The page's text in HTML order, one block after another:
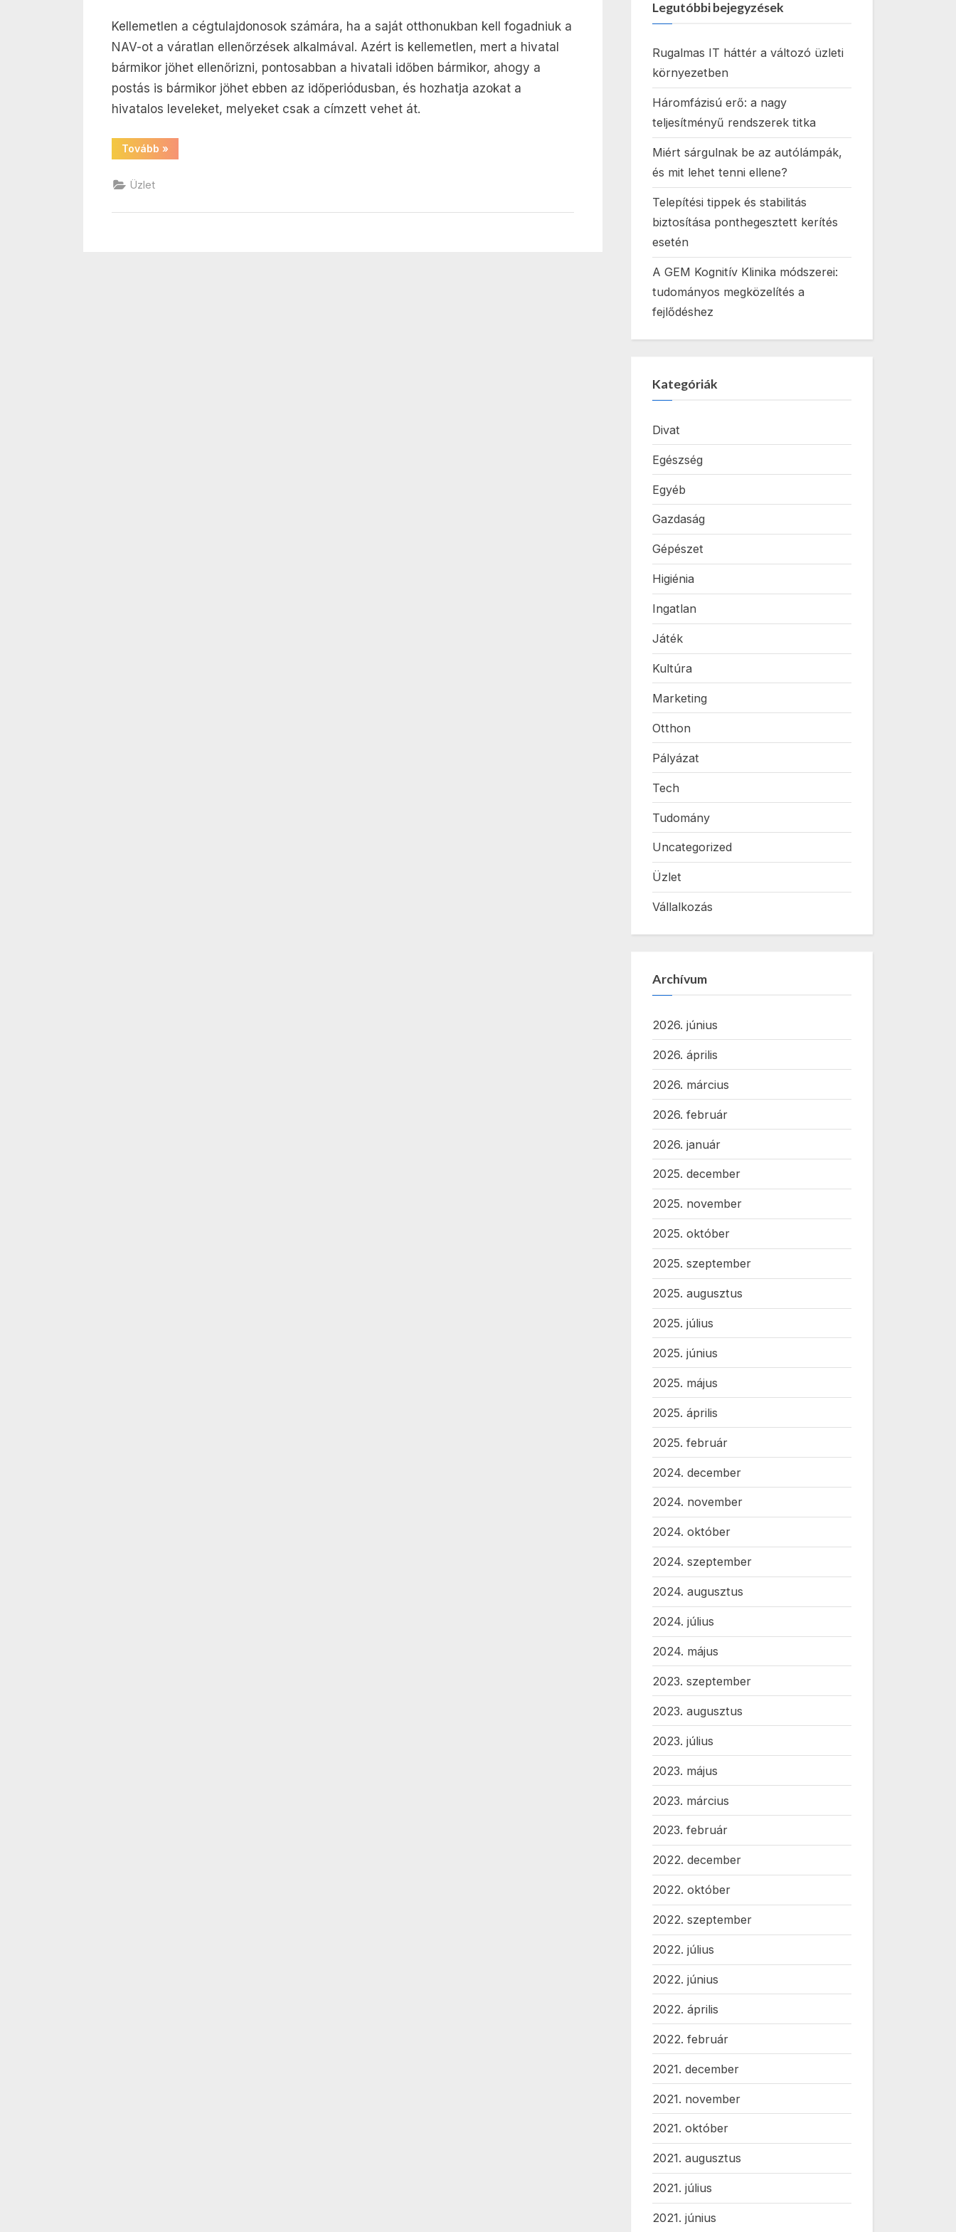
július
ne
az
otthonodban
zaklassanak,
szerződj
székhelyszolgáltatóval!
Kellemetlen a cégtulajdonosok számára, ha a saját otthonukban kell fogadniuk a
NAV-ot a váratlan ellenőrzések alkalmával. Azért is kellemetlen, mert a hivatal
bármikor jöhet ellenőrizni, pontosabban a hivatali időben bármikor, ahogy a
postás is bármikor jöhet ebben az időperiódusban, és hozhatja azokat a
hivatalos leveleket, melyeket csak a címzett vehet át.
Tovább “Hogy
ne
»
Üzlet
Legutóbbi bejegyzések
Rugalmas IT háttér a változó üzleti
környezetben
Háromfázisú erő: a nagy
teljesítményű rendszerek titka
Miért sárgulnak be az autólámpák,
és mit lehet tenni ellene?
Telepítési tippek és stabilitás
biztosítása ponthegesztett kerítés
esetén
A GEM Kognitív Klinika módszerei:
tudományos megközelítés a
fejlődéshez
Kategóriák
Divat
Egészség
Egyéb
Gazdaság
Gépészet
Higiénia
Ingatlan
Játék
Kultúra
Marketing
Otthon
Pályázat
Tech
Tudomány
Uncategorized
Üzlet
Vállalkozás
Archívum
2026. június
2026. április
2026. március
2026. február
2026. január
2025. december
2025. november
2025. október
2025. szeptember
2025. augusztus
2025. július
2025. június
2025. május
2025. április
2025. február
2024. december
2024. november
2024. október
2024. szeptember
2024. augusztus
2024. július
2024. május
2023. szeptember
2023. augusztus
2023. július
2023. május
2023. március
2023. február
2022. december
2022. október
2022. szeptember
2022. július
2022. június
2022. április
2022. február
2021. december
2021. november
2021. október
2021. augusztus
2021. július
2021. június